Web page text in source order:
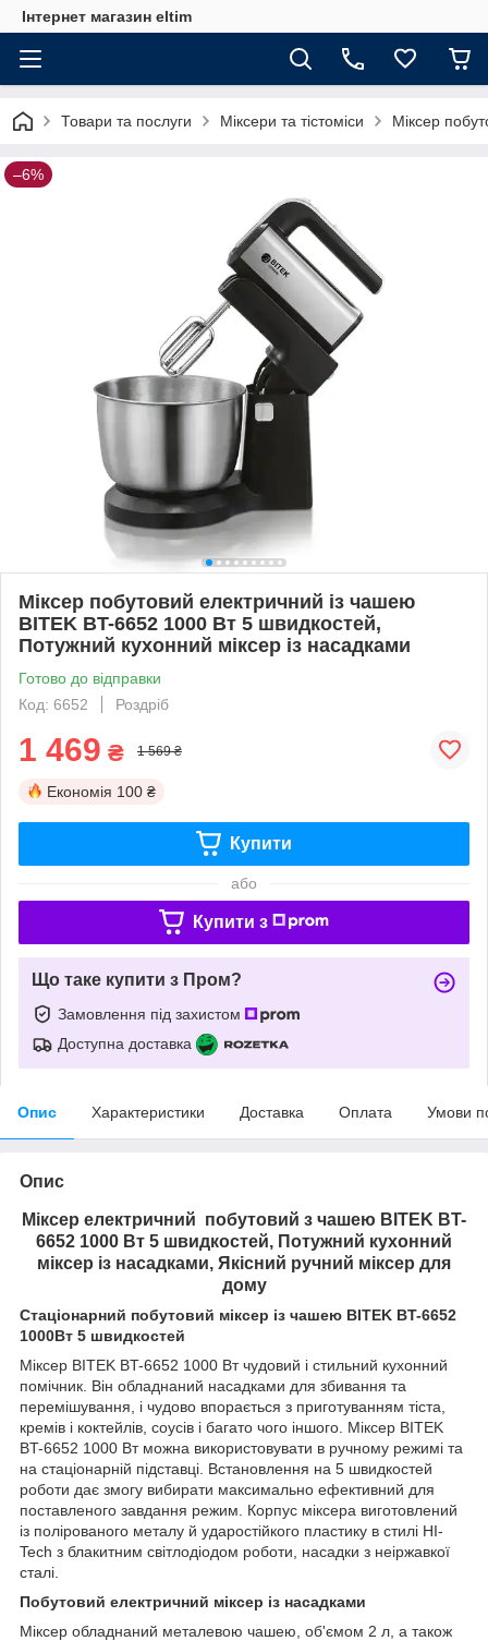
Інтернет магазин eltim
Товари та послуги Міксери та тістоміси Міксер
–6%
Міксер побутовий електричний із чашею
BITEK BT-6652 1000 Вт 5 швидкостей,
Потужний кухонний міксер із насадками
Готово до відправки
Код: 6652
Роздріб
1 469 ₴ 1 569 ₴
Економія 100 ₴
Купити
або
Купити з
Що таке купити з Пром?
Замовлення під захистом
Доступна доставка
Опис Характеристики Доставка Оплата Умови
Опис
Міксер електричний побутовий з чашею BITEK BT-
6652 1000 Вт 5 швидкостей, Потужний кухонний
міксер із насадками, Якісний ручний міксер для
дому
Стаціонарний побутовий міксер із чашею BITEK BT-6652
1000Вт 5 швидкостей
Міксер BITEK BT-6652 1000 Вт чудовий і стильний кухонний
помічник. Він обладнаний насадками для збивання та
перемішування, і чудово впорається з приготуванням тіста,
кремів і коктейлів, соусів і багато чого іншого. Міксер BITEK
BT-6652 1000 Вт можна використовувати в ручному режимі та
на стаціонарній підставці. Встановлення на 5 швидкостей
роботи дає змогу вибирати максимально ефективний для
поставленого завдання режим. Корпус міксера виготовлений
із полірованого металу й ударостійкого пластику в стилі HI-
Tech з блакитним світлодіодом роботи, насадки з неіржавкої
сталі.
Побутовий електричний міксер із насадками
Міксер обладнаний металевою чашею, об'ємом 2 л, а також